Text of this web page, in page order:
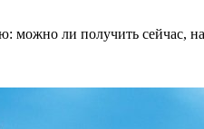
можно ли получить сейчас,